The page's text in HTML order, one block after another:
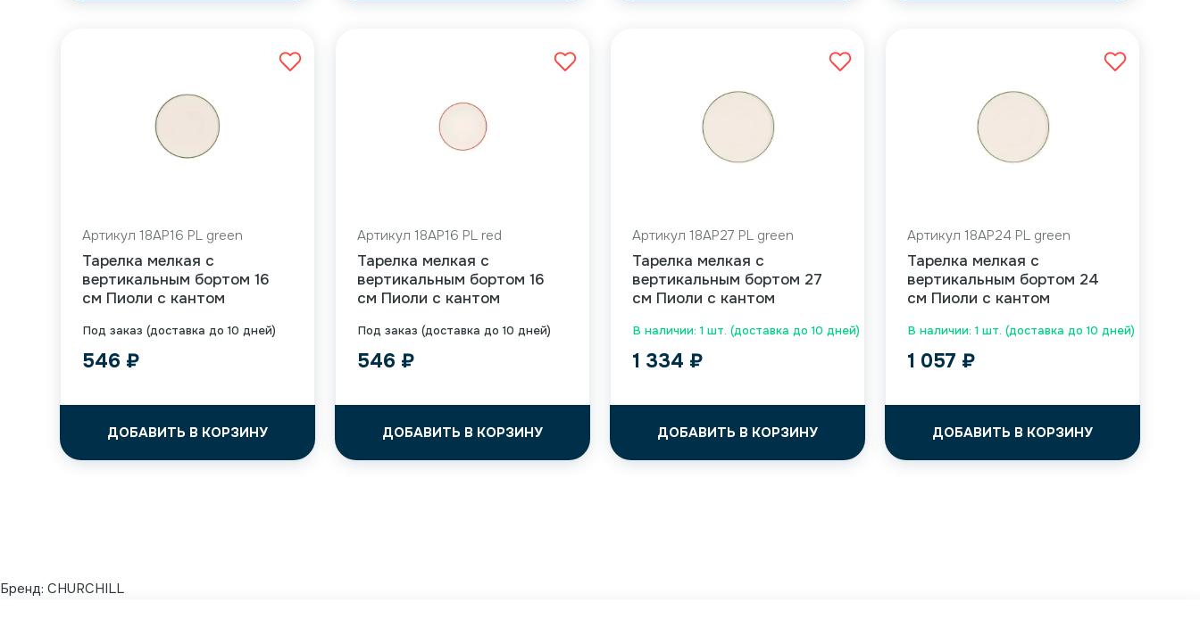
Под заказ (доставка до 10 дней)
Артикул 18AP16 PL green
Тарелка мелкая с
вертикальным бортом 16
см Пиоли с кантом
546 ₽
ДОБАВИТЬ В КОРЗИНУ
Под заказ (доставка до 10 дней)
Артикул 18AP16 PL red
Тарелка мелкая с
вертикальным бортом 16
см Пиоли с кантом
546 ₽
ДОБАВИТЬ В КОРЗИНУ
В наличии: 1 шт. (доставка до 10 дней)
Артикул 18AP27 PL green
Тарелка мелкая с
вертикальным бортом 27
см Пиоли с кантом
1 334 ₽
ДОБАВИТЬ В КОРЗИНУ
В наличии: 1 шт. (доставка до 10 дней)
Артикул 18AP24 PL green
Тарелка мелкая с
вертикальным бортом 24
см Пиоли с кантом
1 057 ₽
ДОБАВИТЬ В КОРЗИНУ
Бренд: CHURCHILL